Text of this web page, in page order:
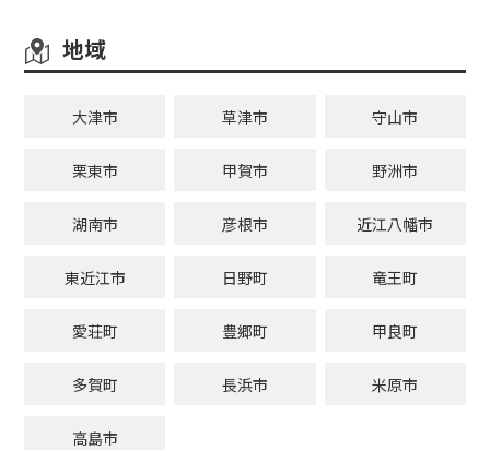
地域
大津市 草津市 守山市
栗東市 甲賀市 野洲市
湖南市 彦根市 近江八幡市
東近江市 日野町 竜王町
愛荘町 豊郷町 甲良町
多賀町 長浜市 米原市
高島市